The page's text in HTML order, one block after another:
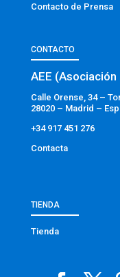
Contacto de Prensa
CONTACTO
AEE
Calle Orense, 34 –
28020 – Madrid –
+34 917 451 276
Contacta
TIENDA
Tienda